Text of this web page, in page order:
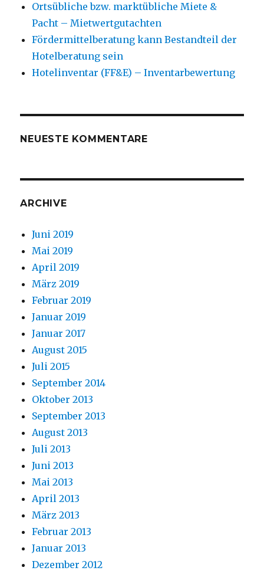
Ortsübliche bzw. marktübliche Miete &
Pacht – Mietwertgutachten
Fördermittelberatung kann Bestandteil der
Hotelberatung sein
Hotelinventar (FF&E) – Inventarbewertung
NEUESTE KOMMENTARE
ARCHIVE
Juni 2019
Mai 2019
April 2019
März 2019
Februar 2019
Januar 2019
Januar 2017
August 2015
Juli 2015
September 2014
Oktober 2013
September 2013
August 2013
Juli 2013
Juni 2013
Mai 2013
April 2013
März 2013
Februar 2013
Januar 2013
Dezember 2012